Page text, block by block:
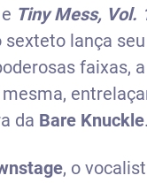
Tiny Mess, Vol.
sexteto lança
faixas,
da Bare Knuckle.
, o